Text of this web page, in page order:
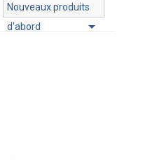
Nouveaux produits
d'abord
